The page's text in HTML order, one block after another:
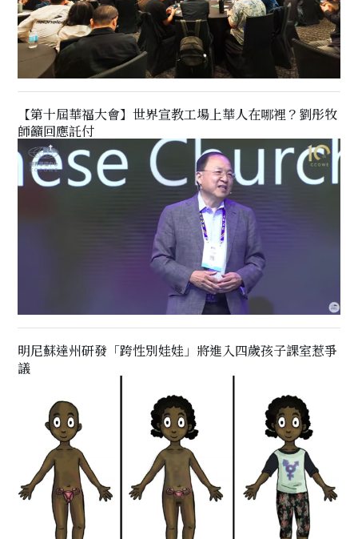
【第十屆華福大會】世界宣教工場上華人在哪裡？劉彤牧
師籲回應託付
明尼蘇達州研發「跨性別娃娃」將進入四歲孩子課室惹爭
議